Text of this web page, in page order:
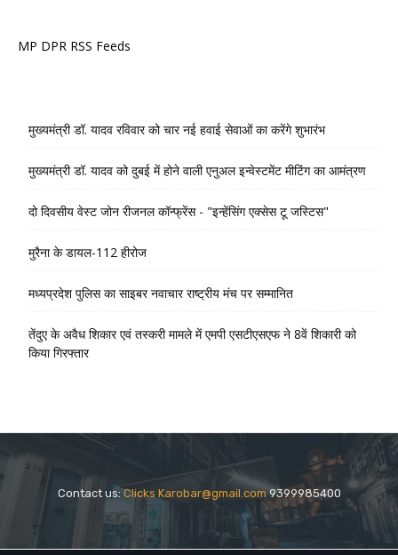
MP DPR RSS Feeds
मुख्यमंत्री डॉ. यादव रविवार को चार नई हवाई सेवाओं का करेंगे शुभारंभ
मुख्यमंत्री डॉ. यादव को दुबई में होने वाली एनुअल इन्वेस्टमेंट मीटिंग का आमंत्रण
दो दिवसीय वेस्ट जोन रीजनल कॉन्फ्रेंस - "इन्हेंसिंग एक्सेस टू जस्टिस"
मुरैना के डायल-112 हीरोज
मध्यप्रदेश पुलिस का साइबर नवाचार राष्ट्रीय मंच पर सम्मानित
तेंदुए के अवैध शिकार एवं तस्करी मामले में एमपी एसटीएसएफ ने 8वें शिकारी को
किया गिरफ्तार
Contact us: Clicks Karobar@gmail.com9399985400